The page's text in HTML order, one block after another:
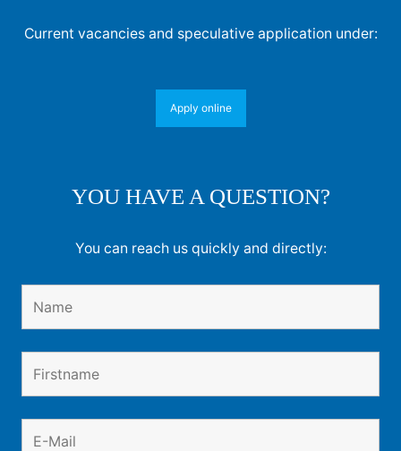
Current vacancies and speculative application under:
Apply online
YOU HAVE A QUESTION?
You can reach us quickly and directly: